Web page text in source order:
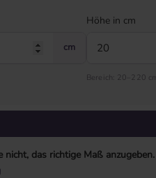
cm
Höhe in cm
Bereich: 20–220 cm
nicht, das richtige Maß anzugeben.